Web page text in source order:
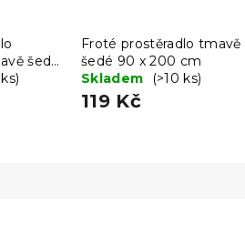
šedé
Froté prostěradlo tmavě
šedé 90 x 200 cm
Skladem
(>10 ks)
119 Kč